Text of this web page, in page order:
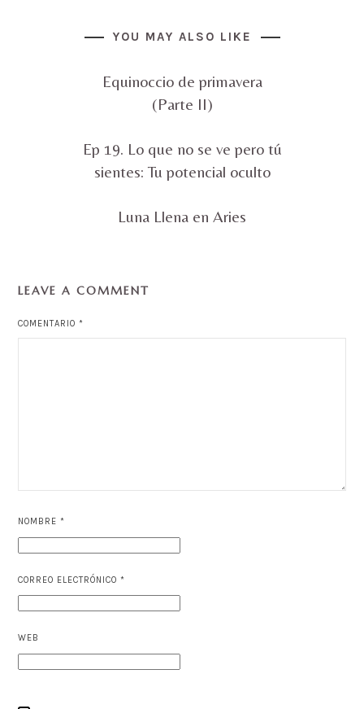
YOU MAY ALSO LIKE
Equinoccio de primavera
(Parte II)
Ep 19. Lo que no se ve pero tú
sientes: Tu potencial oculto
Luna Llena en Aries
LEAVE A COMMENT
COMENTARIO*
NOMBRE*
CORREO ELECTRÓNICO*
WEB